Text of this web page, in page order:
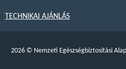
TECHNIKAI AJÁNLÁS
2026 © Nemzeti Egészségbiztosítási